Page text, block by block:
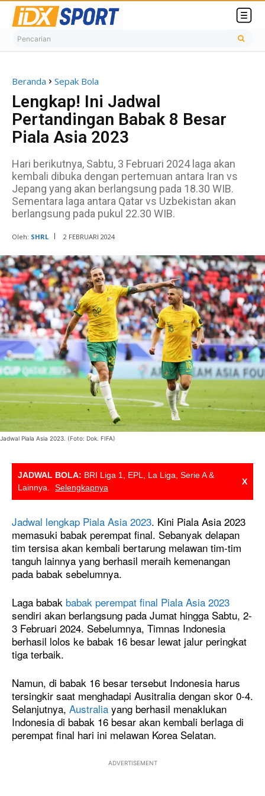
Pencarian
Beranda Sepak Bola
Lengkap! Ini Jadwal
Pertandingan Babak 8 Besar
Piala Asia 2023
Hari berikutnya, Sabtu, 3 Februari 2024 laga akan
kembali dibuka dengan pertemuan antara Iran vs
Jepang yang akan berlangsung pada 18.30 WIB.
Sementara laga antara Qatar vs Uzbekistan akan
berlangsung pada pukul 22.30 WIB.
Oleh: SHRL 2 FEBRUARI 2024
Jadwal Piala Asia 2023. (Foto: Dok. FIFA)
JADWAL BOLA: BRI Liga 1, EPL, La Liga, Serie A &
Lainnya.
Selengkapnya
X
Jadwal lengkap Piala Asia 2023. Kini Piala Asia 2023
memasuki babak perempat final. Sebanyak delapan
tim tersisa akan kembali bertarung melawan tim-tim
tanguh lainnya yang berhasil meraih kemenangan
pada babak sebelumnya.
Laga babak babak perempat final Piala Asia 2023
sendiri akan berlangsung pada Jumat hingga Sabtu, 2-
3 Februari 2024. Sebelumnya, Timnas Indonesia
berhasil lolos ke babak 16 besar lewat jalur peringkat
tiga terbaik.
Namun, di babak 16 besar tersebut Indonesia harus
tersingkir saat menghadapi Ausitralia dengan skor 0-4.
Selanjutnya, Australia yang berhasil menaklukan
Indonesia di babak 16 besar akan kembali berlaga di
perempat final hari ini melawan Korea Selatan.
ADVERTISEMENT